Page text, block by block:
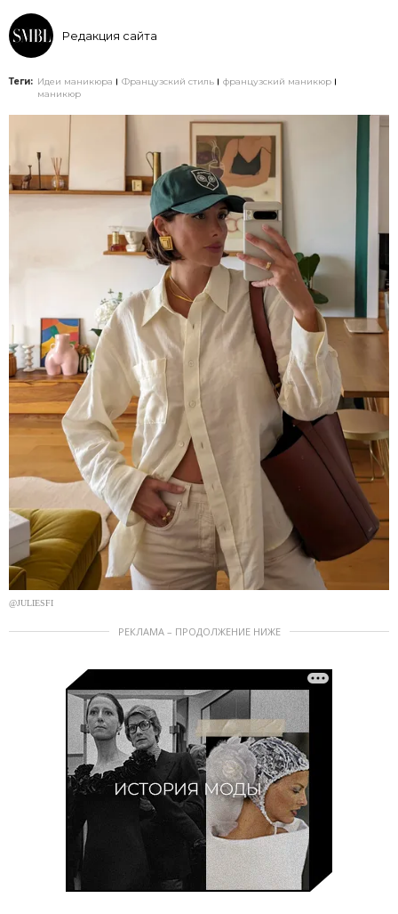
Редакция сайта
Теги: Идеи маникюра Французский стиль
французский маникюр
маникюр
@JULIESFI
РЕКЛАМА – ПРОДОЛЖЕНИЕ НИЖЕ